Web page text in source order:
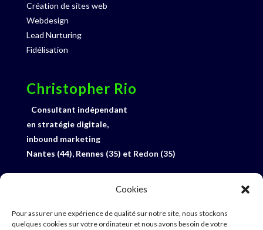
Cookies
Pour assurer une expérience de qualité sur notre site, nous stockons
quelques cookies sur votre ordinateur et nous avons besoin de votre
Création de sites web
Webdesign
Lead Nurturing
Fidélisation
Christopher Rio
Consultant indépendant
en stratégie digitale,
inbound marketing
Nantes (44), Rennes (35) et Redon (35)
E-mail